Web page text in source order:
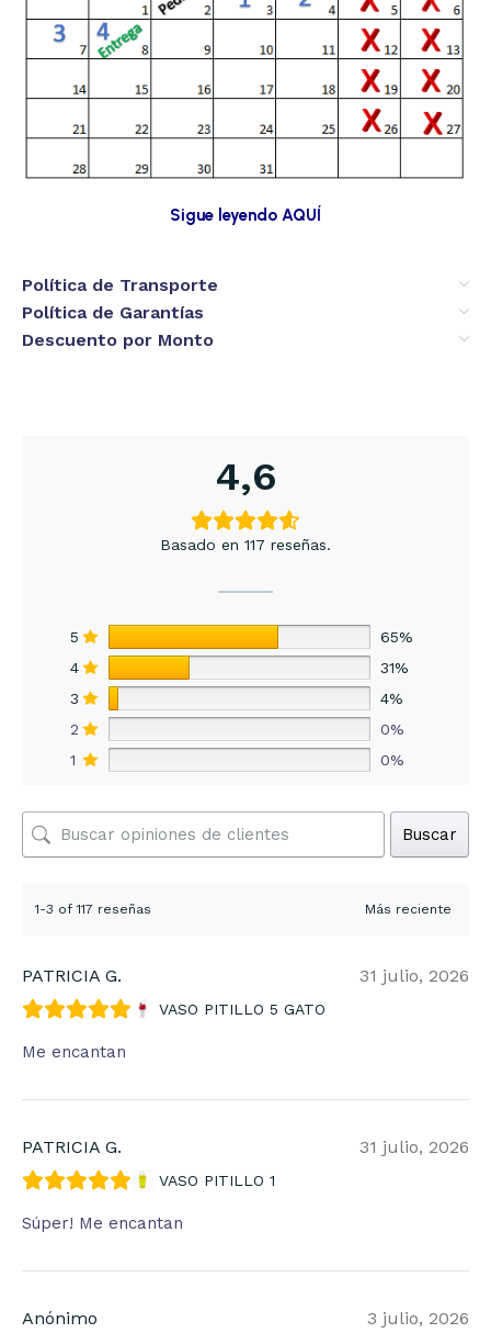
Sigue leyendo AQUÍ
Política de Transporte
Política de Garantías
Descuento por Monto
4,6
Basado en 117 reseñas.
5
65%
4
31%
3
4%
2
0%
1
0%
Buscar
1-3 of 117 reseñas
PATRICIA G. 31 julio, 2026
VASO PITILLO 5 GATO
Me encantan
PATRICIA G. 31 julio, 2026
VASO PITILLO 1
Súper! Me encantan
Anónimo 3 julio, 2026